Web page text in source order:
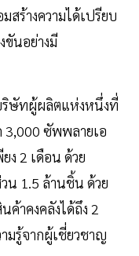
ร้างความได้เปรียบ
ขันอย่างมี
ริษัทผู้ผลิตแห่งหนึ่งที่
3,000 ซัพพลายเอ
ง 2 เดือน ด้วย
น 1.5 ล้านชิ้น ด้วย
ค้าคงคลังได้ถึง 2
มรู้จากผู้เชี่ยวชาญ